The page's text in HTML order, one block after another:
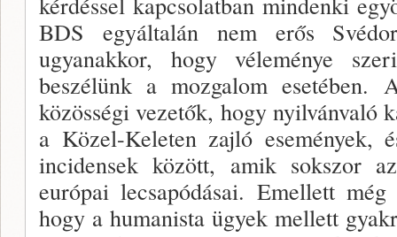
BDS egyáltalán nem erős
ugyanakkor, hogy véleménye
beszélünk a mozgalom esetében.
közösségi vezetők, hogy nyilvánvaló
a Közel-Keleten zajló események,
incidensek között, amik sokszor
európai lecsapódásai. Emellett
hogy a humanista ügyek mellett